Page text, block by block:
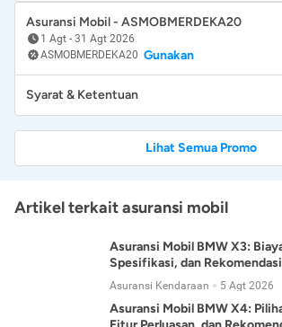
Asuransi Mobil - ASMOBMERDEKA20
1 Agt - 31 Agt 2026
ASMOBMERDEKA20 Gunakan
Syarat & Ketentuan
Lihat Semua Promo
Artikel terkait asuransi mobil
Asuransi Mobil BMW X3:
Spesifikasi, dan
Asuransi Kendaraan 5 Agt 2026
Asuransi Mobil BMW X4: